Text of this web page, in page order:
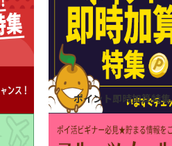
ポイント即時加算特集